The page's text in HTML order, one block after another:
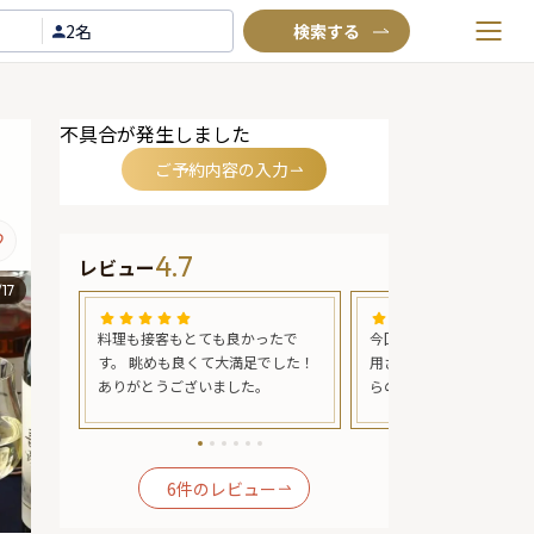
2名
TOP
よくあるご質問
お問い合わせ
17
不具合が発生しました
ご予約内容の入力
レビュー4.7
京タ
ま
し
し
の様
避
を避
も
料理も接客もとても良かったで
す。 眺めも良くて大満足でした！
ありがとうございました。
今回は子供同伴のため、
用させていただきました
らの眺めが最高で、料理
色も、美味しい料理も堪
6件のレビュー